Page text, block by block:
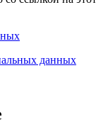
данных